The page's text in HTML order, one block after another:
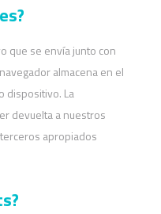
que se envía junto con
almacena en el
dispositivo. La
devuelta a nuestros
apropiados